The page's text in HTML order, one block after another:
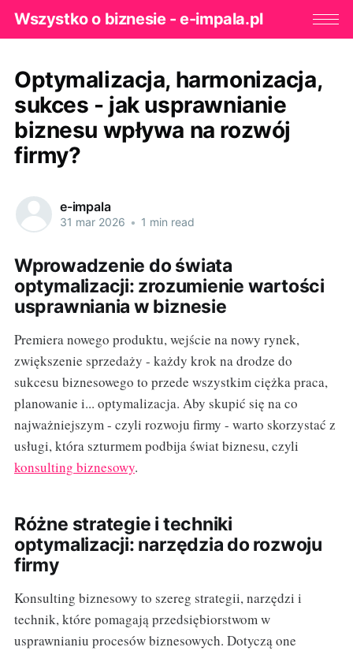
Wszystko o biznesie - e-impala.pl
Optymalizacja, harmonizacja,
sukces - jak usprawnianie
biznesu wpływa na rozwój
firmy?
e-impala
31 mar 2026 • 1 min read
Wprowadzenie do świata
optymalizacji: zrozumienie wartości
usprawniania w biznesie
Premiera nowego produktu, wejście na nowy rynek,
zwiększenie sprzedaży - każdy krok na drodze do
sukcesu biznesowego to przede wszystkim ciężka praca,
planowanie i... optymalizacja. Aby skupić się na co
najważniejszym - czyli rozwoju firmy - warto skorzystać z
usługi, która szturmem podbija świat biznesu, czyli
konsulting biznesowy.
Różne strategie i techniki
optymalizacji: narzędzia do rozwoju
firmy
Konsulting biznesowy to szereg strategii, narzędzi i
technik, które pomagają przedsiębiorstwom w
usprawnianiu procesów biznesowych. Dotyczą one